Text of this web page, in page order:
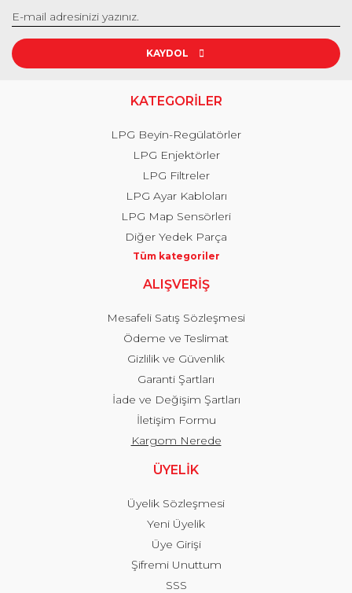
KAYDOL
KATEGORİLER
LPG Beyin-Regülatörler
LPG Enjektörler
LPG Filtreler
LPG Ayar Kabloları
LPG Map Sensörleri
Diğer Yedek Parça
Tüm kategoriler
ALIŞVERİŞ
Mesafeli Satış Sözleşmesi
Ödeme ve Teslimat
Gizlilik ve Güvenlik
Garanti Şartları
İade ve Değişim Şartları
İletişim Formu
Kargom Nerede
ÜYELİK
Üyelik Sözleşmesi
Yeni Üyelik
Üye Girişi
Şifremi Unuttum
SSS